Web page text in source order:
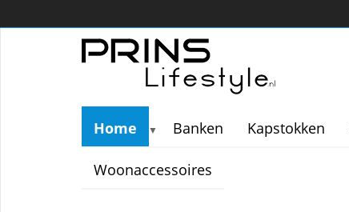
Home ▼ Banken Kapstokken
Woonaccessoires